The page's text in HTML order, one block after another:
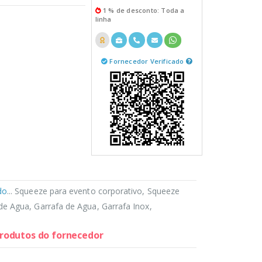
1 % de desconto: Toda a
linha
Fornecedor Verificado
... Squeeze para evento corporativo, Squeeze
Agua, Garrafa de Agua, Garrafa Inox,
do fornecedor